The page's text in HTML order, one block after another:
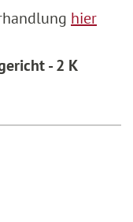
hier
- 2 K